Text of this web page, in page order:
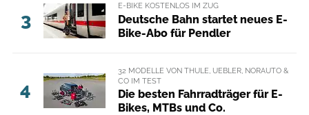
3
E-BIKE KOSTENLOS IM ZUG
Deutsche Bahn startet neues E-
Bike-Abo für Pendler
4
32 MODELLE VON THULE, UEBLER, NORAUTO &
CO IM TEST
Die besten Fahrradträger für E-
Bikes, MTBs und Co.